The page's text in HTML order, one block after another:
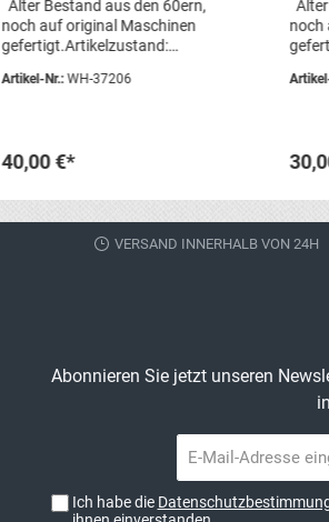
Leistungen in der HJ
Maschinengewebt
umgelegt
Alter Bestand aus den 60ern,
noch auf original Maschinen
gefertigt.Artikelzustand:
SammlungsauflösungGesamtg
Artikel-Nr.:WH-37206
40,00 €*
noch
VERSAND INNERHALB VON 24H
Abonnieren Sie jetzt unseren
Ich habe die